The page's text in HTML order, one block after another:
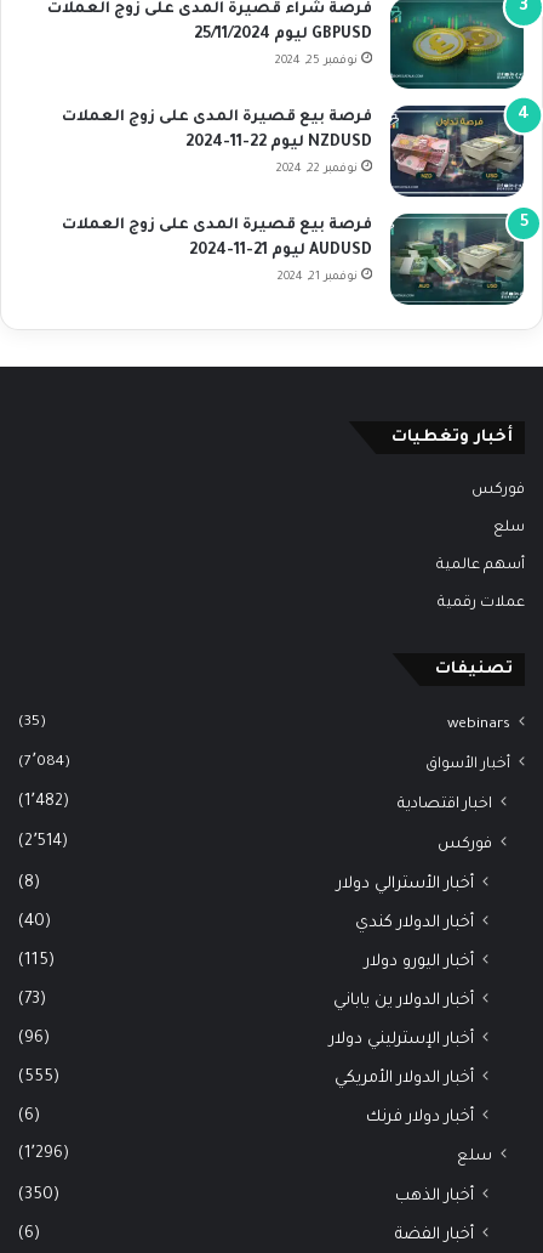
فرصة شراء قصيرة المدى على زوج العملات
GBPUSD ليوم 25/11/2024
نوفمبر 25, 2024
فرصة بيع قصيرة المدى على زوج العملات
NZDUSD ليوم 22-11-2024
نوفمبر 22, 2024
فرصة بيع قصيرة المدى على زوج العملات
AUDUSD ليوم 21-11-2024
نوفمبر 21, 2024
أخبار وتغطيات
فوركس
سلع
أسهم عالمية
عملات رقمية
تصنيفات
webinars
(35)
أخبار الأسواق (7٬084)
اخبار اقتصادية (1٬482)
فوركس (2٬514)
أخبار الأسترالي دولار (8)
أخبار الدولار كندي (40)
أخبار اليورو دولار (115)
أخبار الدولار ين ياباني (73)
أخبار الإسترليني دولار (96)
أخبار الدولار الأمريكي (555)
أخبار دولار فرنك (6)
سلع (1٬296)
أخبار الذهب (350)
أخبار الفضة (6)